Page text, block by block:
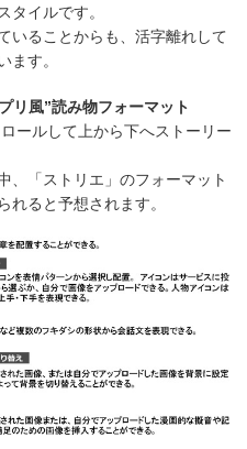
タイルです。
いることからも、活字離れして
ます。
リ風”読み物フォーマット
ールして上から下へストーリー
、「ストリエ」のフォーマット
れると予想されます。